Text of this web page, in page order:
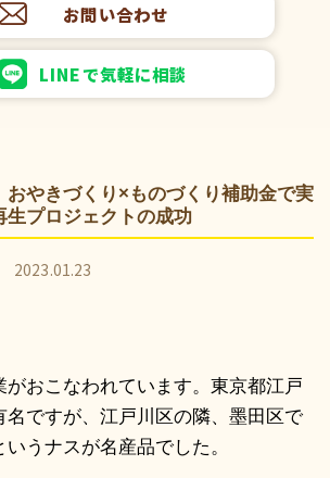
お問い合わせ
LINEで気軽に相談
おやきづくり×ものづくり補助金で実
生プロジェクトの成功
2023.01.23
がおこなわれています。東京都江戸
名ですが、江戸川区の隣、墨田区で
うナスが名産品でした。